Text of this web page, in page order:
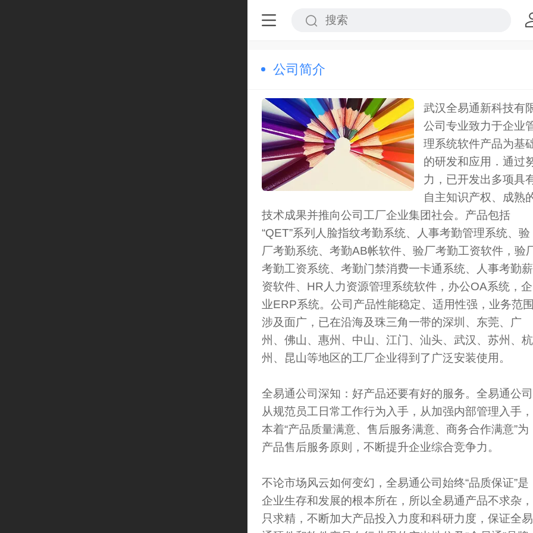
公司简介
武汉全易通新科技有
公司专业致力于企业
理系统软件产品为基
的研发和应用．通过
力，已开发出多项具
自主知识产权、成熟
技术成果并推向公司工厂企业集团社会。产品包括
“QET”系列人脸指纹考勤系统、人事考勤管理系统、验
厂考勤系统、考勤AB帐软件、验厂考勤工资软件，验
考勤工资系统、考勤门禁消费一卡通系统、人事考勤薪
资软件、HR人力资源管理系统软件，办公OA系统，企
业ERP系统。公司产品性能稳定、适用性强，业务范围
涉及面广，已在沿海及珠三角一带的深圳、东莞、广
州、佛山、惠州、中山、江门、汕头、武汉、苏州、杭
州、昆山等地区的工厂企业得到了广泛安装使用。
全易通公司深知：好产品还要有好的服务。全易通公司
从规范员工日常工作行为入手，从加强内部管理入手，
本着“产品质量满意、售后服务满意、商务合作满意”为
产品售后服务原则，不断提升企业综合竞争力。
不论市场风云如何变幻，全易通公司始终“品质保证”是
企业生存和发展的根本所在，所以全易通产品不求杂，
只求精，不断加大产品投入力度和科研力度，保证全易